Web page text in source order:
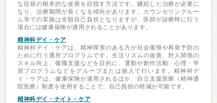
な症状の根本的な改善を目指す方法です。継続した治療が必要に
なり、治療期間が長くなる傾向があります。カウンセリングルー
ム等での実施は全額自己負担となりますが、医師が診療時に行う
場合には健康保険が適用されることがあります。
精神科デイ・ケア
精神科デイ・ケアは、精神障害のある方が社会復帰や再発予防の
ために行う通所プログラムです。生活リズムの改善、対人関係の
スキル向上、復職支援などを目的に、運動や創作活動、心理・学
習プログラムなどをグループまたは個人で行います。精神科デ
イ・ケアは、健康保険が適用されるほか、自立支援医療（精神通
院医療）制度を使用することで、自己負担の軽減が可能です。
精神科デイ・ナイト・ケア